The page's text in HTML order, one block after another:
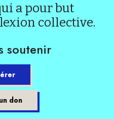
a pour but
collective.
soutenir
don